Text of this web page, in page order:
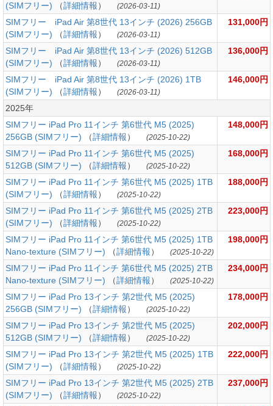
(SIMフリー)
（詳細情報） (2026-03-11)
SIMフリー iPad Air 第8世代 13インチ (2026) 256GB
(SIMフリー)
（詳細情報） (2026-03-11)
131,000円
SIMフリー iPad Air 第8世代 13インチ (2026) 512GB
(SIMフリー)
（詳細情報） (2026-03-11)
136,000円
SIMフリー iPad Air 第8世代 13インチ (2026) 1TB
(SIMフリー)
（詳細情報） (2026-03-11)
146,000円
2025年
SIMフリー iPad Pro 11インチ 第6世代 M5 (2025)
256GB (SIMフリー)
（詳細情報） (2025-10-22)
148,000円
SIMフリー iPad Pro 11インチ 第6世代 M5 (2025)
512GB (SIMフリー)
（詳細情報） (2025-10-22)
168,000円
SIMフリー iPad Pro 11インチ 第6世代 M5 (2025) 1TB
(SIMフリー)
（詳細情報） (2025-10-22)
188,000円
SIMフリー iPad Pro 11インチ 第6世代 M5 (2025) 2TB
(SIMフリー)
（詳細情報） (2025-10-22)
223,000円
SIMフリー iPad Pro 11インチ 第6世代 M5 (2025) 1TB
Nano-texture (SIMフリー)
（詳細情報） (2025-10-22)
198,000円
SIMフリー iPad Pro 11インチ 第6世代 M5 (2025) 2TB
Nano-texture (SIMフリー)
（詳細情報） (2025-10-22)
234,000円
SIMフリー iPad Pro 13インチ 第2世代 M5 (2025)
256GB (SIMフリー)
（詳細情報） (2025-10-22)
178,000円
SIMフリー iPad Pro 13インチ 第2世代 M5 (2025)
512GB (SIMフリー)
（詳細情報） (2025-10-22)
202,000円
SIMフリー iPad Pro 13インチ 第2世代 M5 (2025) 1TB
(SIMフリー)
（詳細情報） (2025-10-22)
222,000円
SIMフリー iPad Pro 13インチ 第2世代 M5 (2025) 2TB
(SIMフリー)
（詳細情報） (2025-10-22)
237,000円